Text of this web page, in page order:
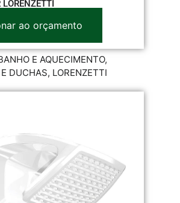
LORENZETTI
ao orçamento
E AQUECIMENTO,
DUCHAS, LORENZETTI